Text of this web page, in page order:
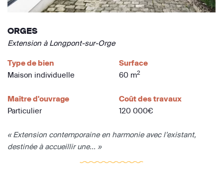
ORGES
Extension à Longpont-sur-Orge
Type de bien
Maison individuelle
Surface
60 m2
Maître d'ouvrage
Particulier
Coût des travaux
120 000€
« Extension contemporaine en harmonie avec l’existant,
destinée à accueillir une... »